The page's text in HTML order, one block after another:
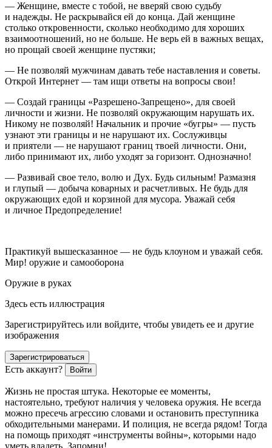
— Женщине, вместе с тобой, не вверяй свою судьбу
и надежды. Не раскрывайся ей до конца. Дай женщине
столько откровенности, сколько необходимо для хороших
взаимоотношений, но не больше. Не верь ей в важных вещах,
но прощай своей женщине пустяки;
— Не позволяй мужчинам давать тебе наставления и советы.
Открой Интернет — там ищи ответы на вопросы свои!
— Создай границы «Разрешено-Запрещено», для своей
личности и жизни. Не позволяй окружающим нарушать их.
Никому не позволяй! Начальник и прочие «бугры» — пусть
узнают эти границы и не нарушают их. Сослуживцы
и приятели — не нарушают границ твоей личности. Они,
либо принимают их, либо уходят за горизонт. Однозначно!
— Развивай свое тело, волю и Дух. Будь сильным! Размазня
и глупый — добыча коварных и расчетливых. Не будь для
окружающих едой и корзиной для мусора. Уважай себя
и личное Предопределение!
Практикуй вышесказанное — не будь клоуном и уважай себя.
Мир! оружие и самооборона
Оружие в руках
Здесь есть иллюстрация
Зарегистрируйтесь или войдите, чтобы увидеть ее и другие
изображения
Зарегистрироваться
Есть аккаунт? Войти
Жизнь не простая штука. Некоторые ее моменты,
настоятельно, требуют наличия у человека оружия. Не всегда
можно пресечь агрессию словами и остановить преступника
обходительными манерами. И полиция, не всегда рядом! Тогда
на помощь приходят «инструменты войны», которыми надо